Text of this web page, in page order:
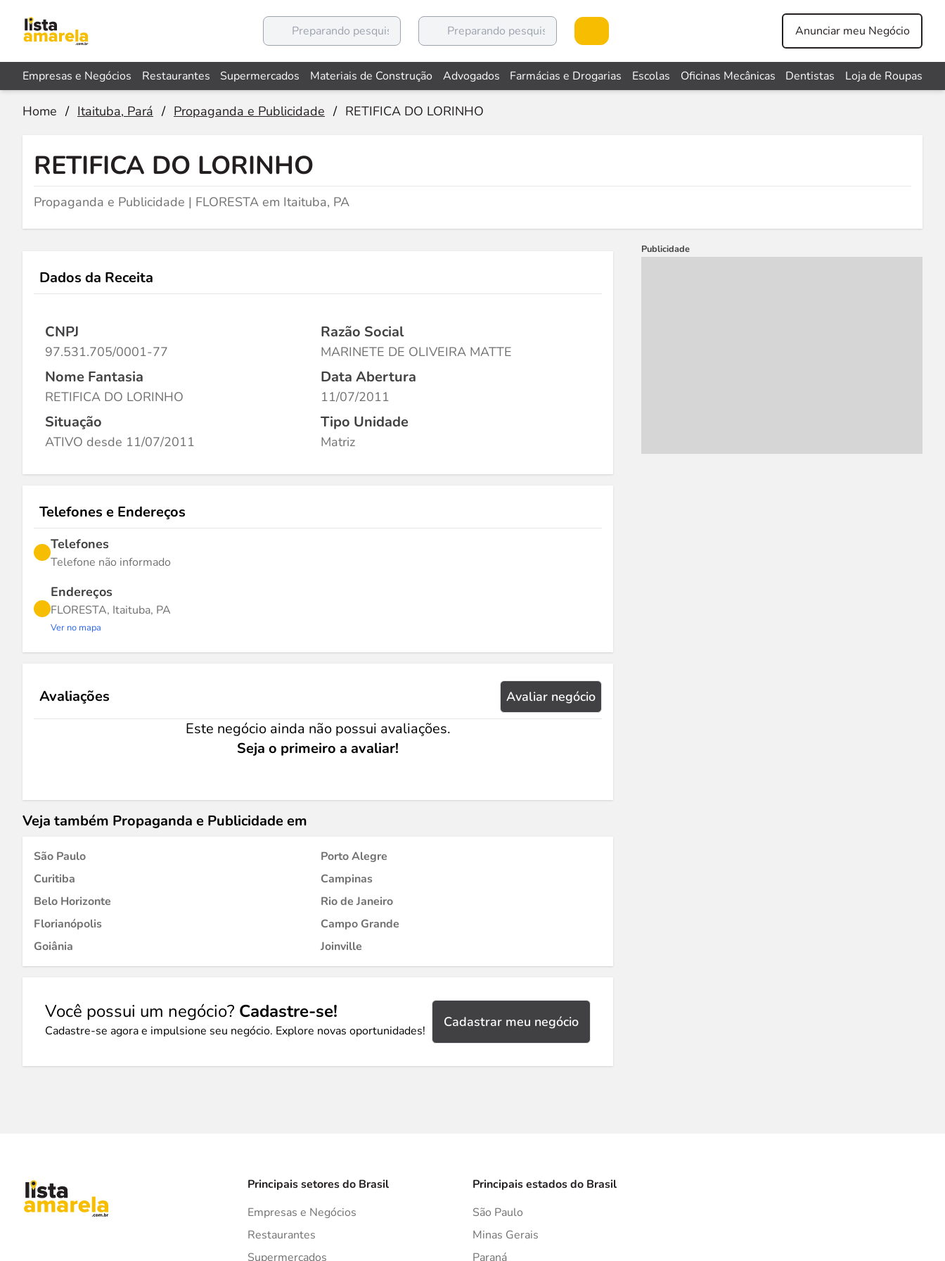
Anunciar meu Negócio
Empresas e Negócios Restaurantes Supermercados Materiais de Construção Advogados Farmácias e Drogarias Escolas Oficinas Mecânicas Dentistas Loja de Roupas
Home / Itaituba, Pará / Propaganda e Publicidade / RETIFICA DO LORINHO
RETIFICA DO LORINHO
Propaganda e Publicidade | FLORESTA em Itaituba, PA
Dados da Receita
CNPJ
97.531.705/0001-77
Razão Social
MARINETE DE OLIVEIRA MATTE
Nome Fantasia
RETIFICA DO LORINHO
Data Abertura
11/07/2011
Situação
ATIVO desde 11/07/2011
Tipo Unidade
Matriz
Telefones e Endereços
Telefones
Telefone não informado
Endereços
FLORESTA, Itaituba, PA
Ver no mapa
Avaliações Avaliar negócio
Este negócio ainda não possui avaliações.
Seja o primeiro a avaliar!
Veja também Propaganda e Publicidade em
São Paulo
Porto Alegre
Curitiba
Campinas
Belo Horizonte
Rio de Janeiro
Florianópolis
Campo Grande
Goiânia
Joinville
Você possui um negócio? Cadastre-se!
Cadastre-se agora e impulsione seu negócio. Explore novas oportunidades!
Cadastrar meu negócio
Publicidade
Principais setores do Brasil
Empresas e Negócios
Restaurantes
Supermercados
Principais estados do Brasil
São Paulo
Minas Gerais
Paraná